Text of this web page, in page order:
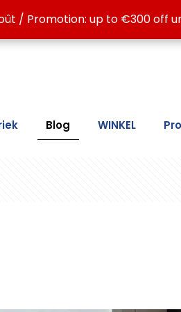
ATE LC30, ATE MAX, ATG
Blog WINKEL
/ Promotion: up to €300 off
/ Promotion: up to €300 off